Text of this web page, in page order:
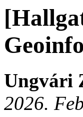
Ungvári
2026.